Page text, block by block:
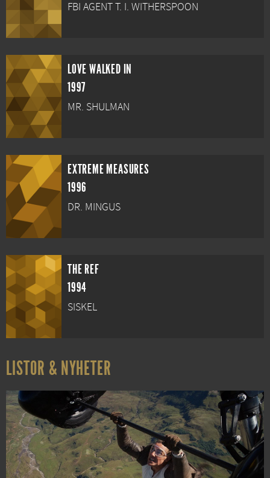
FBI AGENT T. I. WITHERSPOON
LOVE WALKED IN
1997
MR. SHULMAN
EXTREME MEASURES
1996
DR. MINGUS
THE REF
1994
SISKEL
LISTOR & NYHETER